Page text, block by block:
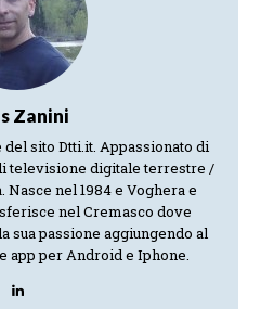
Zanini
sito Dtti.it. Appassionato di
televisione digitale terrestre /
nel 1984 e Voghera e
nel Cremasco dove
sua passione aggiungendo al
app per Android e Iphone.